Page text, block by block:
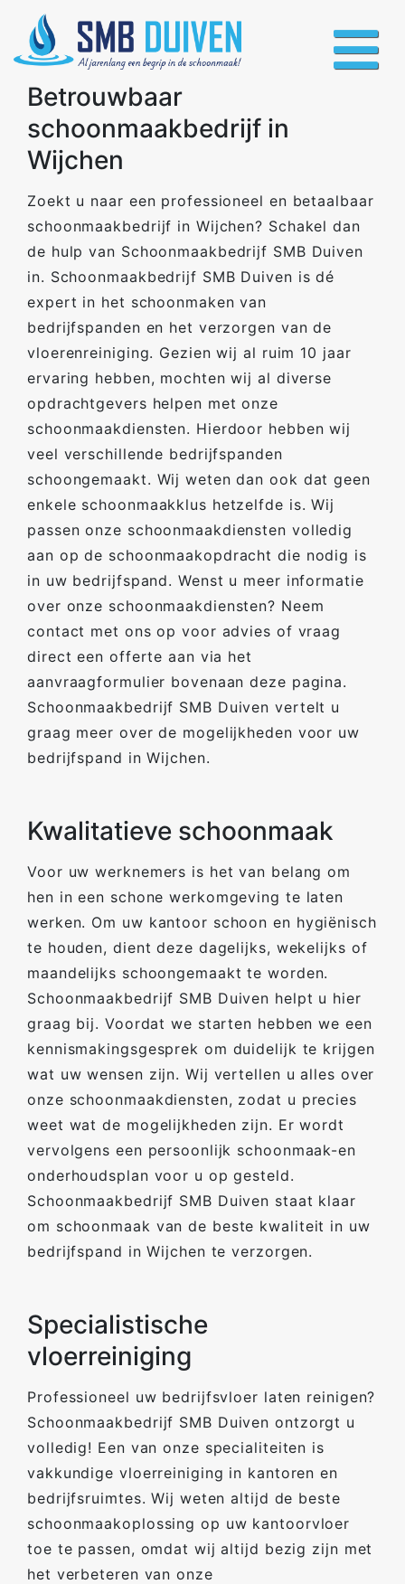
Betrouwbaar
schoonmaakbedrijf in
Wijchen
Zoekt u naar een professioneel en betaalbaar
schoonmaakbedrijf in Wijchen? Schakel dan
de hulp van Schoonmaakbedrijf SMB Duiven
in. Schoonmaakbedrijf SMB Duiven is dé
expert in het schoonmaken van
bedrijfspanden en het verzorgen van de
vloerenreiniging. Gezien wij al ruim 10 jaar
ervaring hebben, mochten wij al diverse
opdrachtgevers helpen met onze
schoonmaakdiensten. Hierdoor hebben wij
veel verschillende bedrijfspanden
schoongemaakt. Wij weten dan ook dat geen
enkele schoonmaakklus hetzelfde is. Wij
passen onze schoonmaakdiensten volledig
aan op de schoonmaakopdracht die nodig is
in uw bedrijfspand. Wenst u meer informatie
over onze schoonmaakdiensten? Neem
contact met ons op voor advies of vraag
direct een offerte aan via het
aanvraagformulier bovenaan deze pagina.
Schoonmaakbedrijf SMB Duiven vertelt u
graag meer over de mogelijkheden voor uw
bedrijfspand in Wijchen.
Kwalitatieve schoonmaak
Voor uw werknemers is het van belang om
hen in een schone werkomgeving te laten
werken. Om uw kantoor schoon en hygiënisch
te houden, dient deze dagelijks, wekelijks of
maandelijks schoongemaakt te worden.
Schoonmaakbedrijf SMB Duiven helpt u hier
graag bij. Voordat we starten hebben we een
kennismakingsgesprek om duidelijk te krijgen
wat uw wensen zijn. Wij vertellen u alles over
onze schoonmaakdiensten, zodat u precies
weet wat de mogelijkheden zijn. Er wordt
vervolgens een persoonlijk schoonmaak-en
onderhoudsplan voor u op gesteld.
Schoonmaakbedrijf SMB Duiven staat klaar
om schoonmaak van de beste kwaliteit in uw
bedrijfspand in Wijchen te verzorgen.
Specialistische
vloerreiniging
Professioneel uw bedrijfsvloer laten reinigen?
Schoonmaakbedrijf SMB Duiven ontzorgt u
volledig! Een van onze specialiteiten is
vakkundige vloerreiniging in kantoren en
bedrijfsruimtes. Wij weten altijd de beste
schoonmaakoplossing op uw kantoorvloer
toe te passen, omdat wij altijd bezig zijn met
het verbeteren van onze